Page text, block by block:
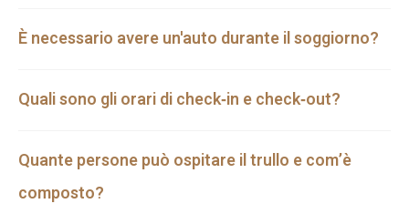
È necessario avere un'auto durante il soggiorno?
Quali sono gli orari di check‑in e check‑out?
Quante persone può ospitare il trullo e com’è
composto?